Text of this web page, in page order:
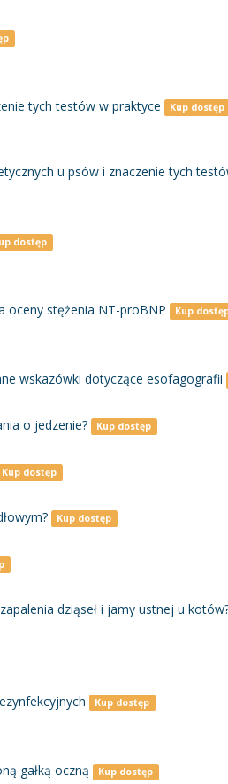
tych testów w praktyce Kup dostęp
u psów i znaczenie tych
dostęp
oceny stężenia NT-proBNP Kup
wskazówki dotyczące esofagografii
o jedzenie? Kup dostęp
Kup dostęp
Kup dostęp
dziąseł i jamy ustnej u
Kup dostęp
gałką oczną Kup dostęp